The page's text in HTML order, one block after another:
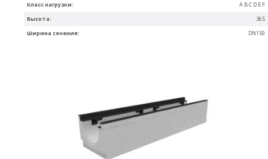
Ширина сечения: DN150
Высота: 365
Класс нагрузки: A B C D E F